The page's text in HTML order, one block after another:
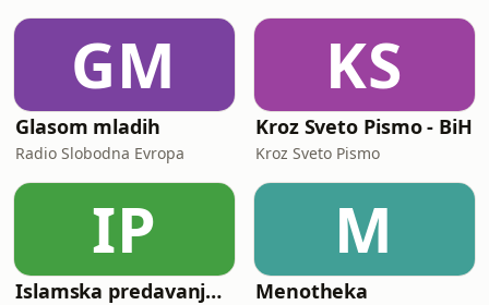
GM
Glasom mladih
Radio Slobodna Evropa
KS
Kroz Sveto Pismo - BiH
Kroz Sveto Pismo
IP
Islamska predavanja na bosanskom jeziku
M
Menotheka